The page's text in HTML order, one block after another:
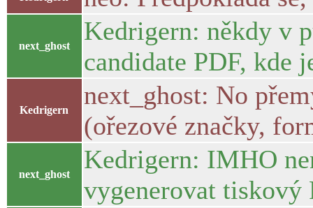
next_ghost
Kedrigern: někdy v
candidate PDF, kde
Kedrigern
next_ghost: No
(ořezové značky,
next_ghost
Kedrigern: IMHO
vygenerovat tiskový